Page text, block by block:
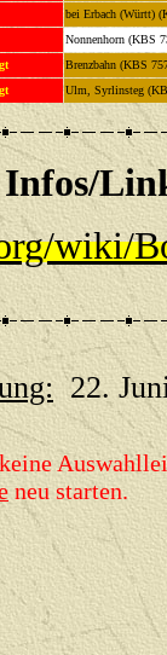
bei Erbach (Württ)
Nonnenhorn (KBS
Brenzbahn (KBS
Ulm, Syrlinsteg
wiki/
22.
neu starten.